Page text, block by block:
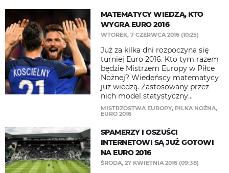
MATEMATYCY WIEDZĄ, KTO
WYGRA EURO 2016
WTOREK, 7 CZERWCA 2016 (10:25)
Już za kilka dni rozpoczyna się
turniej Euro 2016. Kto tym razem
będzie Mistrzem Europy w Piłce
Nożnej? Wiedeńscy matematycy
już wiedzą. Zastosowany przez
nich model statystyczny...
MISTRZOSTWA EUROPY, PILKA NOŻNA,
EURO 2016
SPAMERZY I OSZUŚCI
INTERNETOWI SĄ JUŻ GOTOWI
NA EURO 2016
ŚRODA, 27 KWIETNIA 2016 (09:38)